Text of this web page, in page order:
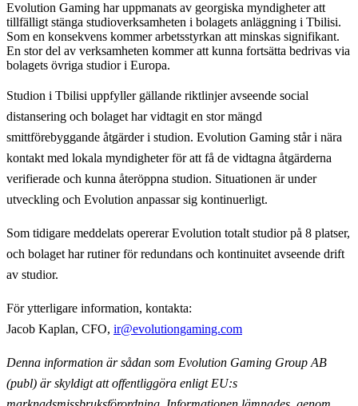
Evolution Gaming har uppmanats av georgiska myndigheter att
tillfälligt stänga studioverksamheten i bolagets anläggning i Tbilisi.
Som en konsekvens kommer arbetsstyrkan att minskas signifikant.
En stor del av verksamheten kommer att kunna fortsätta bedrivas via
bolagets övriga studior i Europa.
Studion i Tbilisi uppfyller gällande riktlinjer avseende social
distansering och bolaget har vidtagit en stor mängd
smittförebyggande åtgärder i studion. Evolution Gaming står i nära
kontakt med lokala myndigheter för att få de vidtagna åtgärderna
verifierade och kunna återöppna studion. Situationen är under
utveckling och Evolution anpassar sig kontinuerligt.
Som tidigare meddelats opererar Evolution totalt studior på 8 platser,
och bolaget har rutiner för redundans och kontinuitet avseende drift
av studior.
För ytterligare information, kontakta:
Jacob Kaplan, CFO, ir@evolutiongaming.com
Denna information är sådan som Evolution Gaming Group AB
(publ) är skyldigt att offentliggöra enligt EU:s